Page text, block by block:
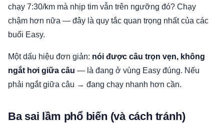
chạy 7:30/km mà nhịp tim vẫn trên ngưỡng đó? Chạy
chậm hơn nữa — đây là quy tắc quan trọng nhất của các
buổi Easy.
Một dấu hiệu đơn giản: nói được câu trọn vẹn, không
ngắt hơi giữa câu — là đang ở vùng Easy đúng. Nếu
phải ngắt giữa câu → đang chạy nhanh hơn cần.
Ba sai lầm phổ biến (và cách tránh)